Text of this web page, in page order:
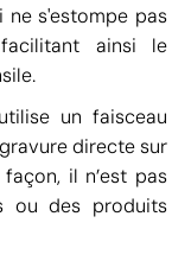
ne s'estompe pas
ainsi le
un faisceau
directe sur
il n’est pas
ou des produits